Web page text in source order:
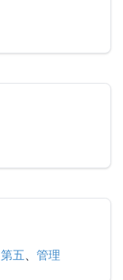
第五、 管理